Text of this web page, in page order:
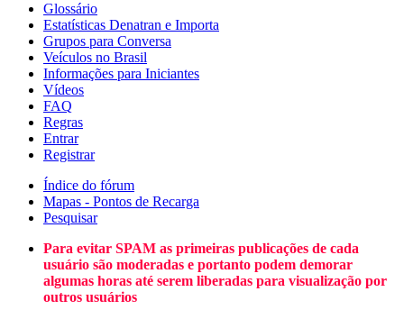
Glossário
Estatísticas Denatran e Importa
Grupos para Conversa
Veículos no Brasil
Informações para Iniciantes
Vídeos
FAQ
Regras
Entrar
Registrar
Índice do fórum
Mapas - Pontos de Recarga
Pesquisar
Para evitar SPAM as primeiras publicações de cada
usuário são moderadas e portanto podem demorar
algumas horas até serem liberadas para visualização por
outros usuários